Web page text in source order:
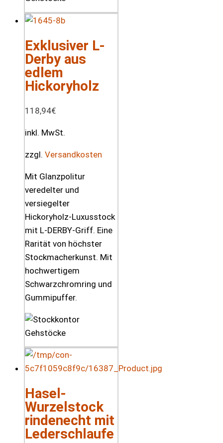
Exklusiver L-
Derby aus
edlem
Hickoryholz
118,94€
inkl. MwSt.
zzgl. Versandkosten
Mit Glanzpolitur
veredelter und
versiegelter
Hickoryholz-Luxusstock
mit L-DERBY-Griff. Eine
Rarität von höchster
Stockmacherkunst. Mit
hochwertigem
Schwarzchromring und
Gummipuffer.
Hasel-
Wurzelstock
rindenecht mit
Lederschlaufe